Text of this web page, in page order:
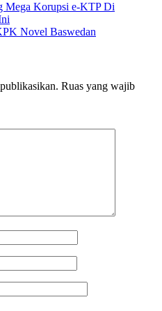
Mega Korupsi e-KTP Di
Novel Baswedan
Ruas yang wajib